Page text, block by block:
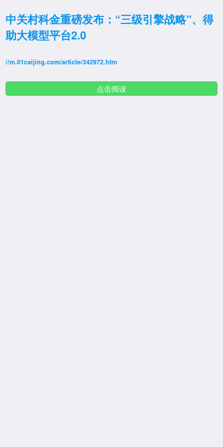
中关村科金重磅发布：“三级引擎战略”、得
助大模型平台2.0
//m.01caijing.com/article/342972.htm
点击阅读